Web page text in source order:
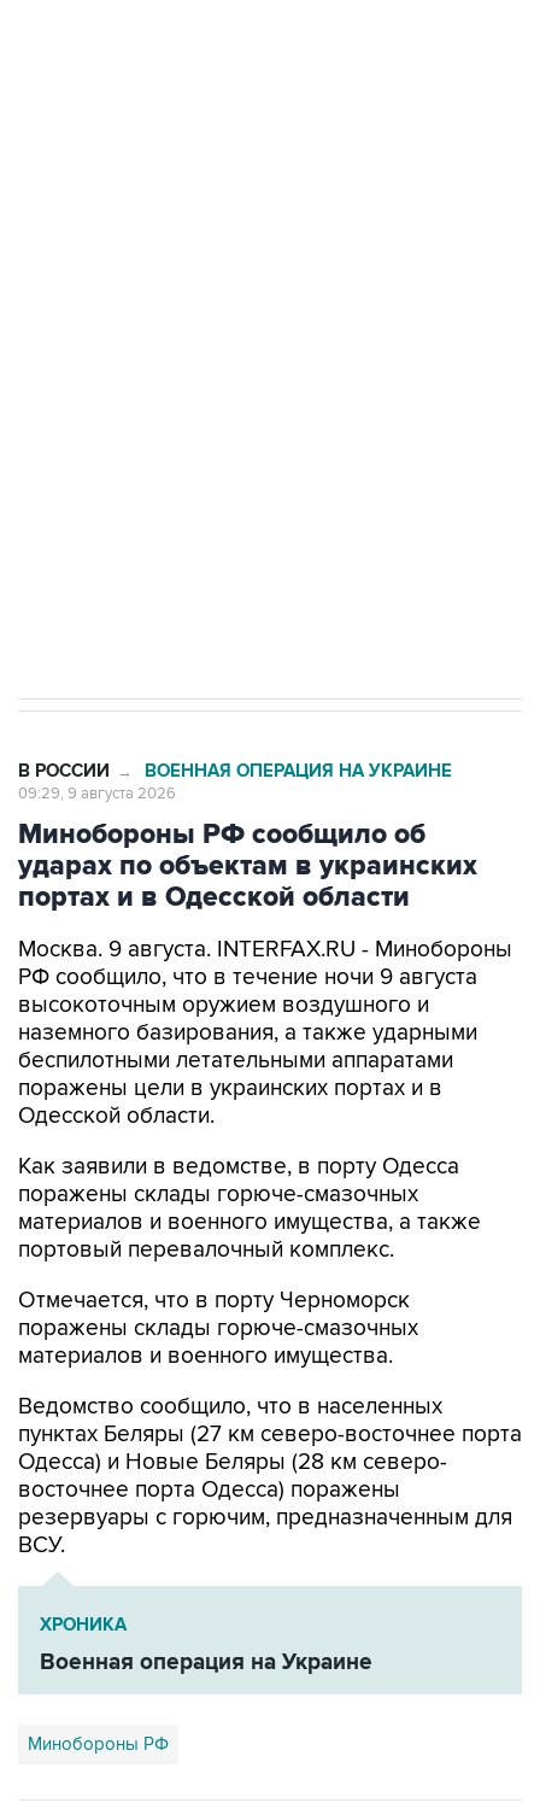
В РОССИИ → ВОЕННАЯ ОПЕРАЦИЯ НА УКРАИНЕ
09:29, 9 августа 2026
Минобороны РФ сообщило об
ударах по объектам в украинских
портах и в Одесской области
Москва. 9 августа. INTERFAX.RU - Минобороны
РФ сообщило, что в течение ночи 9 августа
высокоточным оружием воздушного и
наземного базирования, а также ударными
беспилотными летательными аппаратами
поражены цели в украинских портах и в
Одесской области.
Как заявили в ведомстве, в порту Одесса
поражены склады горюче-смазочных
материалов и военного имущества, а также
портовый перевалочный комплекс.
Отмечается, что в порту Черноморск
поражены склады горюче-смазочных
материалов и военного имущества.
Ведомство сообщило, что в населенных
пунктах Беляры (27 км северо-восточнее порта
Одесса) и Новые Беляры (28 км северо-
восточнее порта Одесса) поражены
резервуары с горючим, предназначенным для
ВСУ.
ХРОНИКА
Военная операция на Украине
Минобороны РФ